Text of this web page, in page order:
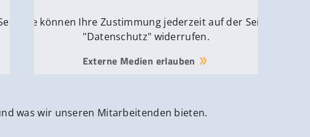
Sie können Ihre Zustimmung jederzeit auf der Seite
"Datenschutz" widerrufen.
Externe Medien erlauben
was wir unseren Mitarbeitenden bieten.